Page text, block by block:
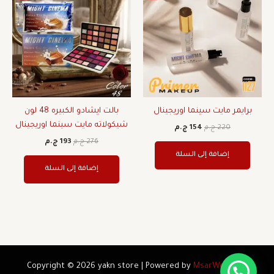
برايمر مايت سينما اوريجينال
220 ج.م
220 ج.م.
154 ج.م
هو:
154 ج.م.
إضافة إلى السلة
بالت ايشادو الكبيره 48 لون
شيكولاته مايت سينما اوريجينال
276 ج.م
هو:
276 ج.م.
193 ج.م
هو:
193 ج.م.
إضافة إلى السلة
Copyright © 2026 yakn store | Powered by MsarWeb.com